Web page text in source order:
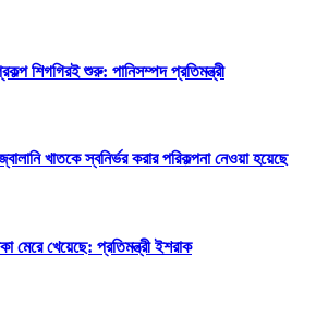
শিগগিরই শুরু: পানিসম্পদ প্রতিমন্ত্রী
খাতকে স্বনির্ভর করার পরিকল্পনা নেওয়া হয়েছে
মেরে খেয়েছে: প্রতিমন্ত্রী ইশরাক